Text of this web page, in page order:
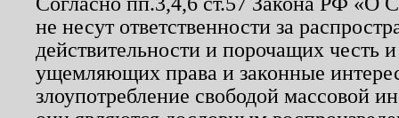
не несут ответственности за
действительности и порочащих честь
ущемляющих права и законные
злоупотребление свободой массовой